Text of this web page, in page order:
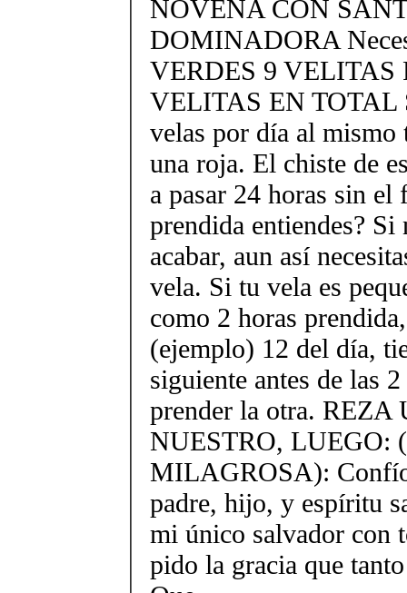
NOVENA CON
DOMINADORA
VERDES 9 VELITAS
VELITAS EN TOTAL
velas por día al mismo
una roja. El chiste de
a pasar 24 horas sin el
prendida entiendes? Si
acabar, aun así
vela. Si tu vela es
como 2 horas
(ejemplo) 12 del día,
siguiente antes de las
prender la otra. REZA
NUESTRO, LUEGO:
MILAGROSA):
padre, hijo, y espíritu
mi único salvador con
pido la gracia que